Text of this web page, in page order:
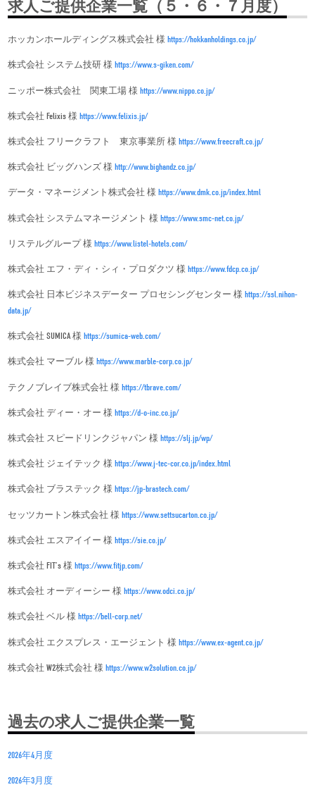
求人ご提供企業一覧（５・６・７月度）
ホッカンホールディングス株式会社 様https://hokkanholdings.co.jp/
株式会社 システム技研 様https://www.s-giken.com/
ニッポー株式会社 関東工場 様https://www.nippo.co.jp/
株式会社 Felixis 様https://www.felixis.jp/
株式会社 フリークラフト 東京事業所 様https://www.freecraft.co.jp/
株式会社 ビッグハンズ 様http://www.bighandz.co.jp/
データ・マネージメント株式会社 様https://www.dmk.co.jp/index.html
株式会社 システムマネージメント 様https://www.smc-net.co.jp/
リステルグループ 様https://www.listel-hotels.com/
株式会社 エフ・ディ・シィ・プロダクツ 様https://www.fdcp.co.jp/
株式会社 日本ビジネスデーター プロセシングセンター 様https://ssl.nihon-
data.jp/
株式会社 SUMICA 様https://sumica-web.com/
株式会社 マーブル 様https://www.marble-corp.co.jp/
テクノブレイブ株式会社 様https://tbrave.com/
株式会社 ディー・オー 様https://d-o-inc.co.jp/
株式会社 スピードリンクジャパン 様https://slj.jp/wp/
株式会社 ジェイテック 様https://www.j-tec-cor.co.jp/index.html
株式会社 ブラステック 様https://jp-brastech.com/
セッツカートン株式会社 様https://www.settsucarton.co.jp/
株式会社 エスアイイー 様https://sie.co.jp/
株式会社 FIT’s 様https://www.fitjp.com/
株式会社 オーディーシー 様https://www.odci.co.jp/
株式会社 ベル 様https://bell-corp.net/
株式会社 エクスプレス・エージェント 様https://www.ex-agent.co.jp/
株式会社 W2株式会社 様https://www.w2solution.co.jp/
過去の求人ご提供企業一覧
2026年4月度
2026年3月度